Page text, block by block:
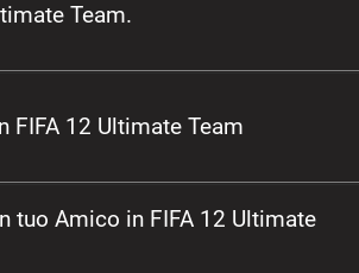
Team.
12 Ultimate Team
tuo Amico in FIFA 12 Ultimate